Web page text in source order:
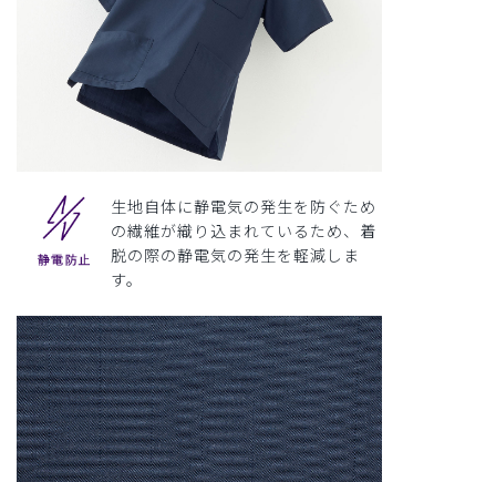
生地自体に静電気の発生を防ぐため
の繊維が織り込まれているため、着
脱の際の静電気の発生を軽減しま
す。